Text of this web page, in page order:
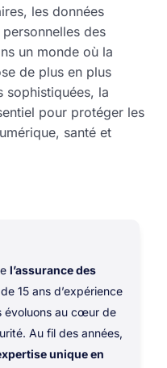
les données
des
un monde où la
de plus en plus
sophistiquées, la
pour protéger les
santé et
l’assurance des
15 ans d’expérience
évoluons au cœur de
Au fil des années,
unique en